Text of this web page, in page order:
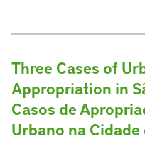
Three Cases of
Appropriation in
Casos de
Urbano na Cidade